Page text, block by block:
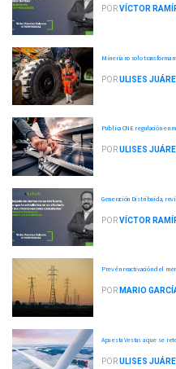
PORVÍCTOR
Minería no solo transforma
PORULISES
Publica CNE regulación en
PORULISES
Generación Distribuida,
PORVÍCTOR
Prevén reactivación del
POR MARIO
Apuesta Vestas a que se
PORULISES